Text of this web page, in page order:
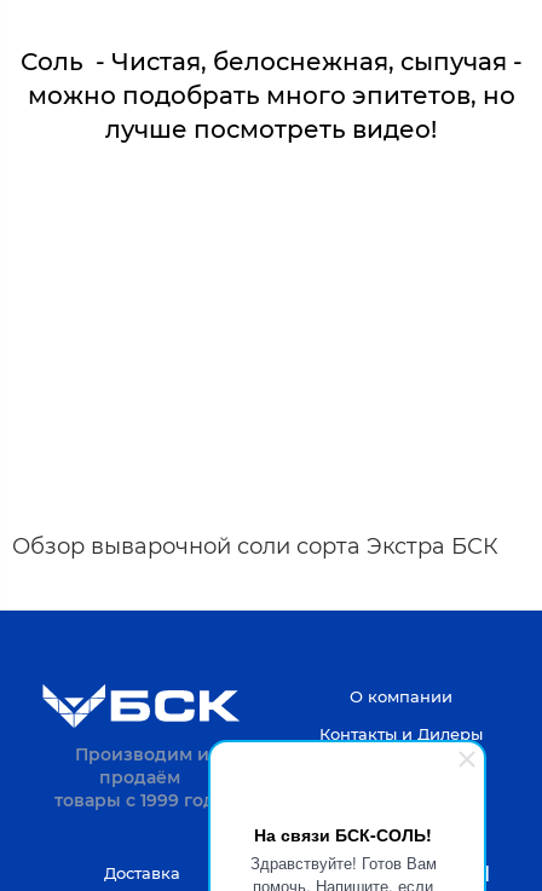
На связи БСК-СОЛЬ!
Здравствуйте! Готов Вам
помочь. Напишите, если
Соль - Чистая, белоснежная, сыпучая -
можно подобрать много эпитетов, но
лучше посмотреть видео!
Обзор выварочной соли сорта Экстра БСК
Производим и
продаём
товары с 1999 года.
О компании
Контакты и Дилеры
Доставка 8-4722-20-52-31